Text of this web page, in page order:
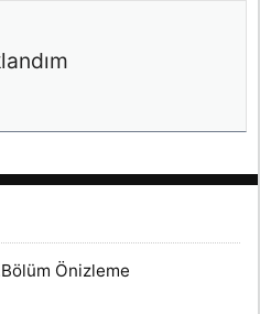
Önizleme